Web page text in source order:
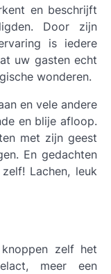
en beschrijft
Door zijn
is iedere
uw gasten echt
wonderen.
en vele andere
en blije afloop.
met zijn geest
En gedachten
Lachen, leuk
zelf het
meer een